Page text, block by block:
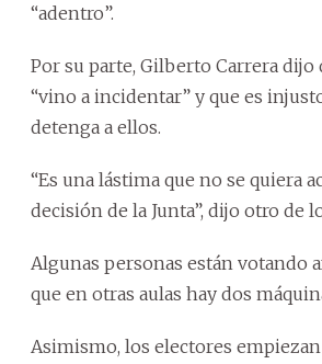
“adentro”.
Por su parte, Gilberto Carrera dijo
“vino a incidentar” y que es
detenga a ellos.
“Es una lástima que no se quiera
decisión de la Junta”, dijo otro de
Algunas personas están votando
que en otras aulas hay dos
Asimismo, los electores